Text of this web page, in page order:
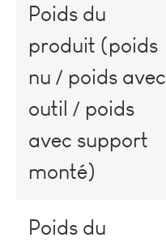
Poids du
produit (poids
nu / poids avec
outil / poids
avec support
monté)
Poids du